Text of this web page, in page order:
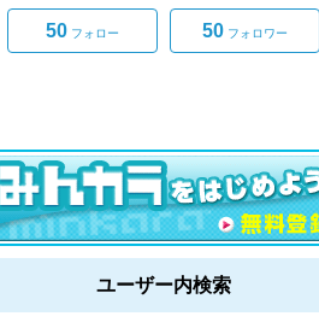
50 フォロー 50 フォロワー
ユーザー内検索